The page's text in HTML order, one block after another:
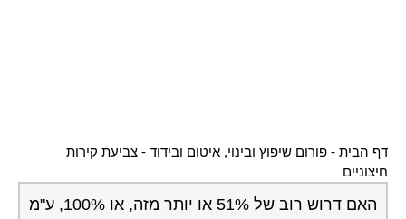
דף הבית - פורום שיפוץ ובינוי, איטום ובידוד - צביעת קירות
חיצוניים
האם דרוש רוב של 51% או יותר מזה, או 100%, ע"מ